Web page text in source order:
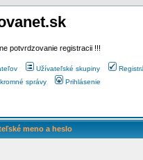
potvrdzovanie registracii !!!
Užívateľské skupiny
správy Prihlásenie
meno a heslo